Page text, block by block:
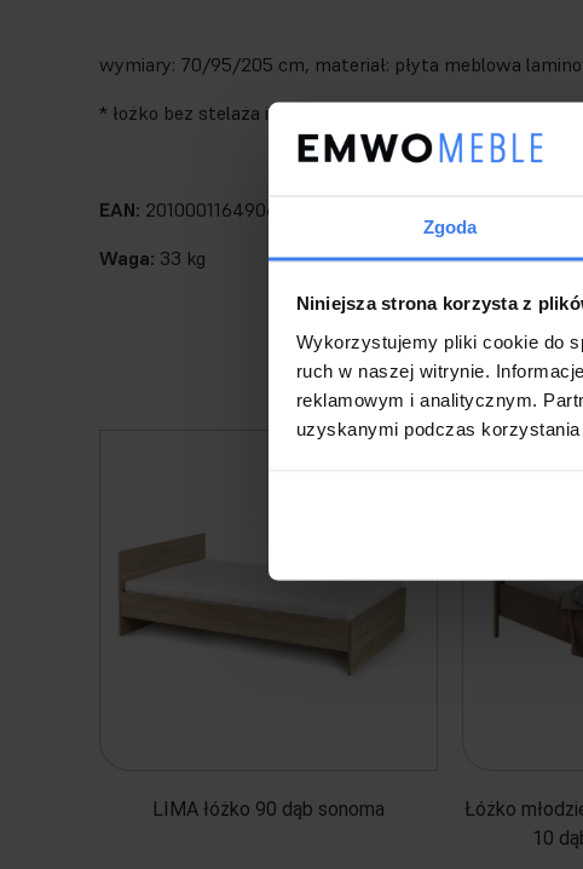
Zgoda
Niniejsza strona korzysta z
Wykorzystujemy pliki cookie do
ruch w naszej witrynie.
reklamowym i analitycznym.
uzyskanymi podczas korzystania
wymiary: 70/95/205 cm, materiał: płyta meblowa
* łożko bez stelaża i materaca, w opcji materac POLARIS
EAN: 2010001164906
Waga: 33 kg
LIMA łóżko 90 dąb sonoma
Łóżko
10